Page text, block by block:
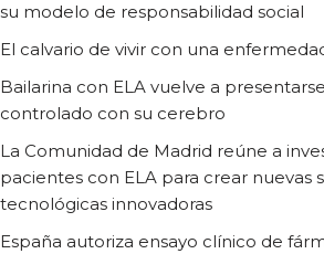
su modelo de responsabilidad social
El calvario de vivir con una
Bailarina con ELA vuelve a
controlado con su cerebro
La Comunidad de Madrid reúne a
pacientes con ELA para crear nuevas
tecnológicas innovadoras
España autoriza ensayo clínico de